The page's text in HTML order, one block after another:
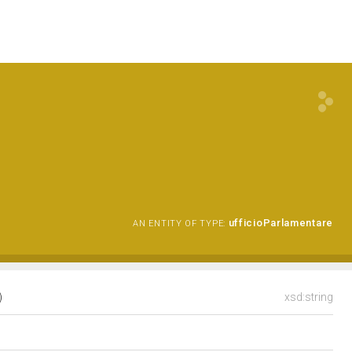
AN ENTITY OF TYPE: ufficioParlamentare
xsd:string